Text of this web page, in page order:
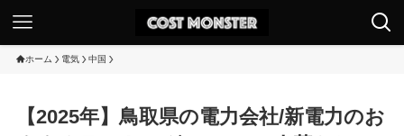
ホーム 電気 中国
【2025年】鳥取県の電力会社/新電力のお